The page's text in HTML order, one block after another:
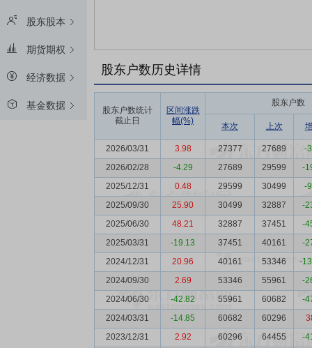
股东股本
期货期权
经济数据
基金数据
股东户数历史详情
股东户数统计
截止日
区间涨跌
幅(%)
股东户数
本次 上次
2026/03/31 3.98 27377 27689
-
2026/02/28
-4.29 27689 29599
-
2025/12/31
0.48 29599 30499
-
2025/09/30
25.90 30499 32887
-
2025/06/30
48.21 32887 37451
-
2025/03/31
-19.13 37451 40161
-
2024/12/31
20.96 40161 53346
-
2024/09/30
2.69 53346 55961
-
2024/06/30
-42.82 55961 60682
-
2024/03/31
-14.85 60682 60296
2023/12/31
2.92 60296 64455
-